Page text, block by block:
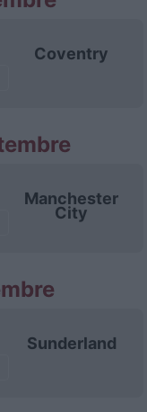
Coventry
Manchester
City
Sunderland